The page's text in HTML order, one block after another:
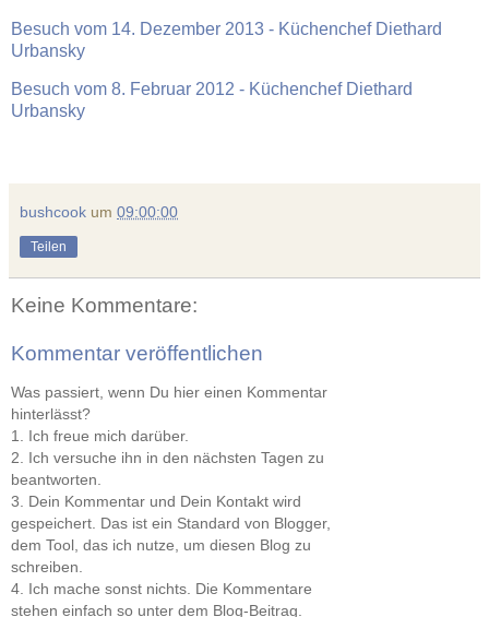
Besuch vom 14. Dezember 2013 - Küchenchef Diethard
Urbansky
Besuch vom 8. Februar 2012 - Küchenchef Diethard
Urbansky
bushcook um 09:00:00
Teilen
Keine Kommentare:
Kommentar veröffentlichen
Was passiert, wenn Du hier einen Kommentar
hinterlässt?
1. Ich freue mich darüber.
2. Ich versuche ihn in den nächsten Tagen zu
beantworten.
3. Dein Kommentar und Dein Kontakt wird
gespeichert. Das ist ein Standard von Blogger,
dem Tool, das ich nutze, um diesen Blog zu
schreiben.
4. Ich mache sonst nichts. Die Kommentare
stehen einfach so unter dem Blog-Beitrag.